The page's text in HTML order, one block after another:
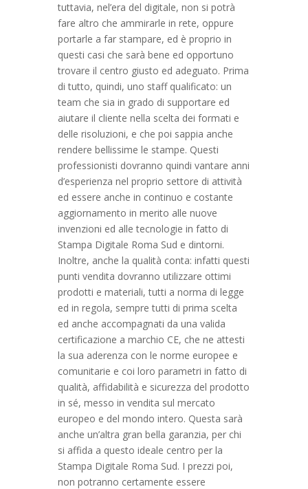
tuttavia, nel’era del digitale, non si potrà
fare altro che ammirarle in rete, oppure
portarle a far stampare, ed è proprio in
questi casi che sarà bene ed opportuno
trovare il centro giusto ed adeguato. Prima
di tutto, quindi, uno staff qualificato: un
team che sia in grado di supportare ed
aiutare il cliente nella scelta dei formati e
delle risoluzioni, e che poi sappia anche
rendere bellissime le stampe. Questi
professionisti dovranno quindi vantare anni
d’esperienza nel proprio settore di attività
ed essere anche in continuo e costante
aggiornamento in merito alle nuove
invenzioni ed alle tecnologie in fatto di
Stampa Digitale Roma Sud e dintorni.
Inoltre, anche la qualità conta: infatti questi
punti vendita dovranno utilizzare ottimi
prodotti e materiali, tutti a norma di legge
ed in regola, sempre tutti di prima scelta
ed anche accompagnati da una valida
certificazione a marchio CE, che ne attesti
la sua aderenza con le norme europee e
comunitarie e coi loro parametri in fatto di
qualità, affidabilità e sicurezza del prodotto
in sé, messo in vendita sul mercato
europeo e del mondo intero. Questa sarà
anche un’altra gran bella garanzia, per chi
si affida a questo ideale centro per la
Stampa Digitale Roma Sud. I prezzi poi,
non potranno certamente essere